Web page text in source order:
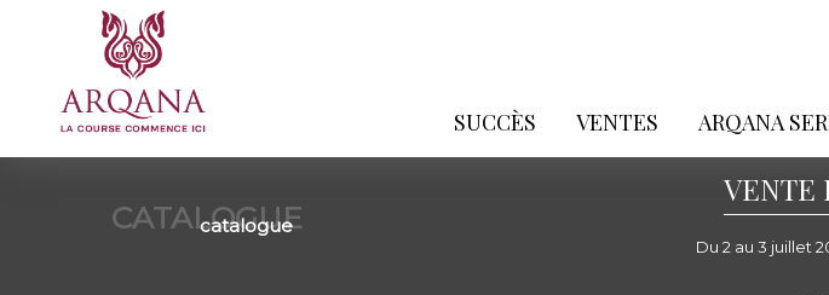
SUCCÈS VENTES ARQANA
CATALOGUE
catalogue
VENTE
Du 2 au 3 juillet